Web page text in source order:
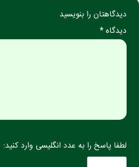
دیدگاهتان را بنویسید
دیدگاه *
لطفا پاسخ را به عدد انگلیسی وارد کنید: